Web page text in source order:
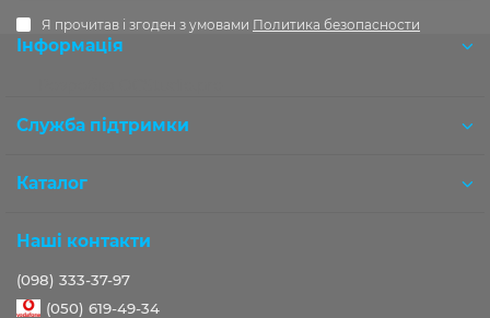
Я прочитав і згоден з умовами Политика безопасности
Інформація
Служба підтримки
Каталог
Наші контакти
(098) 333-37-97
(050) 619-49-34